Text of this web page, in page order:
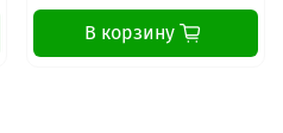
В корзину